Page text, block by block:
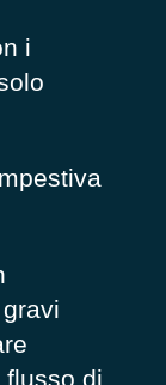
i
flusso di